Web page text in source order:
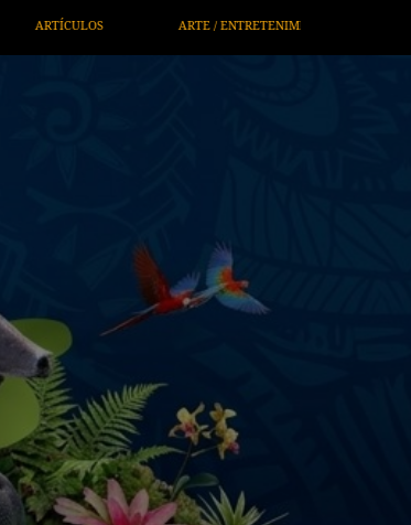
ECONOMÍA / NEGOCIOS NOTICIEROS